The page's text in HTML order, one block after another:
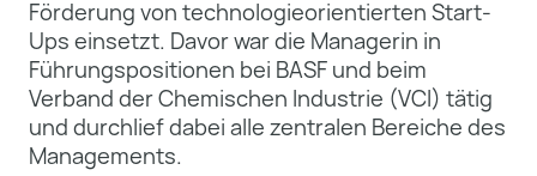
Förderung von technologieorientierten Start-
Ups einsetzt. Davor war die Managerin in
Führungspositionen bei BASF und beim
Verband der Chemischen Industrie (VCI) tätig
und durchlief dabei alle zentralen Bereiche des
Managements.